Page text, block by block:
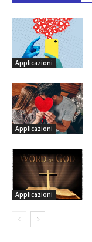
Applicazioni
Applicazioni
Applicazioni